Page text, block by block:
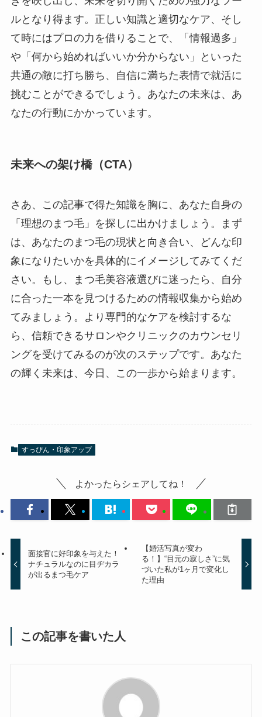
ルとなり得ます。正しい知識と適切なケア、そし
て時にはプロの力を借りることで、「情報過多」
や「何から始めればいいか分からない」といった
共通の敵に打ち勝ち、自信に満ちた表情で就活に
挑むことができるでしょう。あなたの未来は、あ
なたの行動にかかっています。
未来への架け橋（CTA）
さあ、この記事で得た知識を胸に、あなた自身の
「理想のまつ毛」を探しに出かけましょう。まず
は、あなたのまつ毛の現状と向き合い、どんな印
象になりたいかを具体的にイメージしてみてくだ
さい。もし、まつ毛美容液選びに迷ったら、自分
に合った一本を見つけるための情報収集から始め
てみましょう。より専門的なケアを検討するな
ら、信頼できるサロンやクリニックのカウンセリ
ングを受けてみるのが次のステップです。あなた
の輝く未来は、今日、この一歩から始まります。
すっぴん・印象アップ
よかったらシェアしてね！
面接官に好印象を与えた！
ナチュラルなのに目ヂカラ
が出るまつ毛ケア
【婚活写真が変わ
る！】“目元の寂しさ”に気
づいた私が1ヶ月で変化し
た理由
この記事を書いた人